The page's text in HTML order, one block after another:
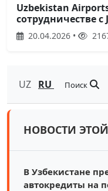
Uzbekistan
сотрудничестве с
20.04.2026 •
UZ RU Поиск
НОВОСТИ
В Узбекистане
автокредиты на